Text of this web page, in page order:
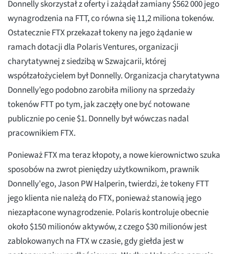
Donnelly skorzystał z oferty i zażądał zamiany $562 000 jego
wynagrodzenia na FTT, co równa się 11,2 miliona tokenów.
Ostatecznie FTX przekazał tokeny na jego żądanie w
ramach dotacji dla Polaris Ventures, organizacji
charytatywnej z siedzibą w Szwajcarii, której
współzałożycielem był Donnelly. Organizacja charytatywna
Donnelly’ego podobno zarobiła miliony na sprzedaży
tokenów FTT po tym, jak zaczęły one być notowane
publicznie po cenie $1. Donnelly był wówczas nadal
pracownikiem FTX.
Ponieważ FTX ma teraz kłopoty, a nowe kierownictwo szuka
sposobów na zwrot pieniędzy użytkownikom, prawnik
Donnelly'ego, Jason PW Halperin, twierdzi, że tokeny FTT
jego klienta nie należą do FTX, ponieważ stanowią jego
niezapłacone wynagrodzenie. Polaris kontroluje obecnie
około $150 milionów aktywów, z czego $30 milionów jest
zablokowanych na FTX w czasie, gdy giełda jest w